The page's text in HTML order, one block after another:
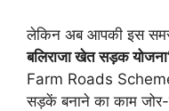
लेकिन अब आपकी इस
बलिराजा खेत सड़क
Farm Roads
सड़कें बनाने का काम